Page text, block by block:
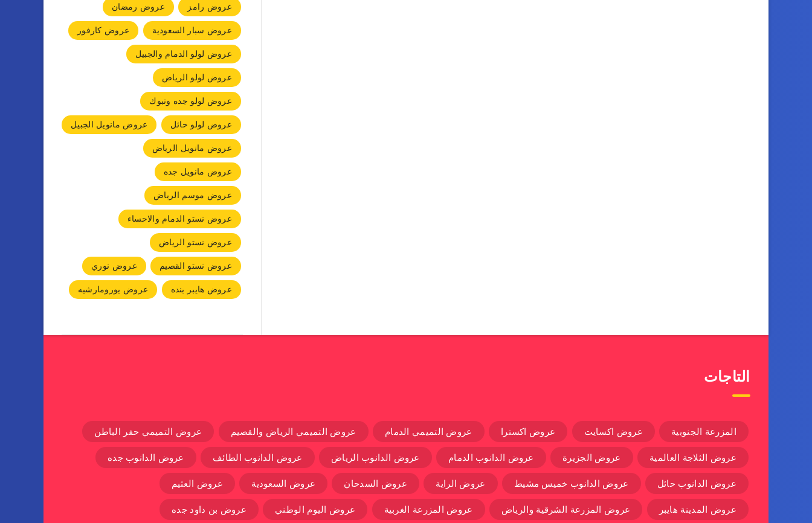
عروض رامز
عروض رمضان
عروض سبار السعودية
عروض كارفور
عروض لولو الدمام والجبيل
عروض لولو الرياض
عروض لولو جده وتبوك
عروض لولو حائل
عروض مانويل الجبيل
عروض مانويل الرياض
عروض مانويل جده
عروض موسم الرياض
عروض نستو الدمام والاحساء
عروض نستو الرياض
عروض نستو القصيم
عروض نوري
عروض هايبر بنده
عروض يورومارشيه
التاجات
المزرعة الجنوبية عروض اكسايت عروض اكسترا عروض التميمي الدمام عروض التميمي الرياض والقصيم عروض التميمي حفر الباطن
عروض الثلاجة العالمية عروض الجزيرة عروض الدانوب الدمام عروض الدانوب الرياض عروض الدانوب الطائف عروض الدانوب جده
عروض الدانوب حائل عروض الدانوب خميس مشيط عروض الراية عروض السدحان عروض السعودية عروض العثيم
عروض المدينة هايبر عروض المزرعة الشرقية والرياض عروض المزرعة الغربية عروض اليوم الوطني عروض بن داود جده